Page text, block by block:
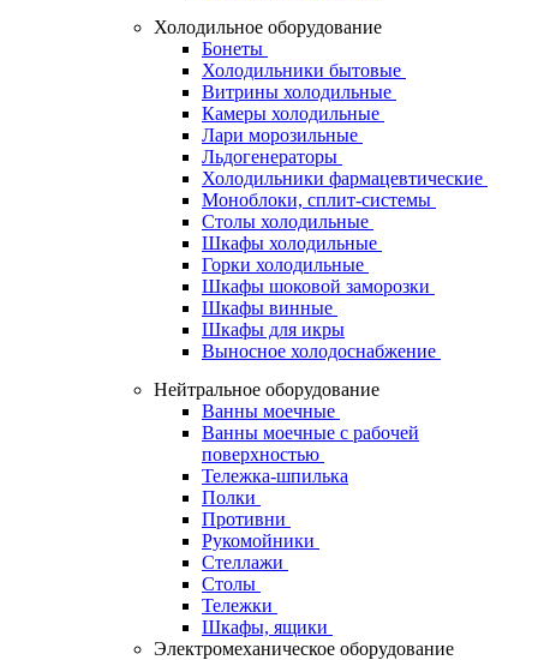
Холодильное оборудование
Бонеты
Холодильники бытовые
Витрины холодильные
Камеры холодильные
Лари морозильные
Льдогенераторы
Холодильники фармацевтические
Моноблоки, сплит-системы
Столы холодильные
Шкафы холодильные
Горки холодильные
Шкафы шоковой заморозки
Шкафы винные
Шкафы для икры
Выносное холодоснабжение
Нейтральное оборудование
Ванны моечные
Ванны моечные с рабочей
поверхностью
Тележка-шпилька
Полки
Противни
Рукомойники
Стеллажи
Столы
Тележки
Шкафы, ящики
Электромеханическое оборудование